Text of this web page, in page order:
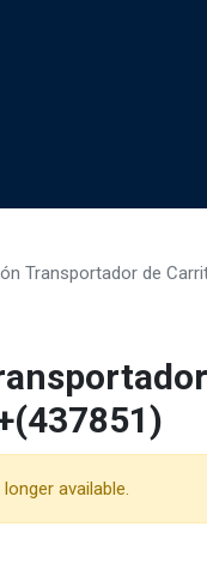
Transportador de
available.